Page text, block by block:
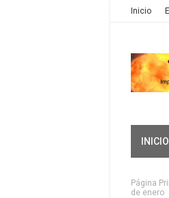
Inicio
INICIO
Página
de enero